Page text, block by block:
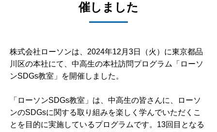
催しました
株式会社ローソンは、2024年12月3日（火）に東京都品
川区の本社にて、中高生の本社訪問プログラム「ローソ
ンSDGs教室」を開催しました。
「ローソンSDGs教室」は、中高生の皆さんに、ローソ
ンのSDGsに関する取り組みを楽しく学んでいただくこ
とを目的に実施しているプログラムです。13回目となる